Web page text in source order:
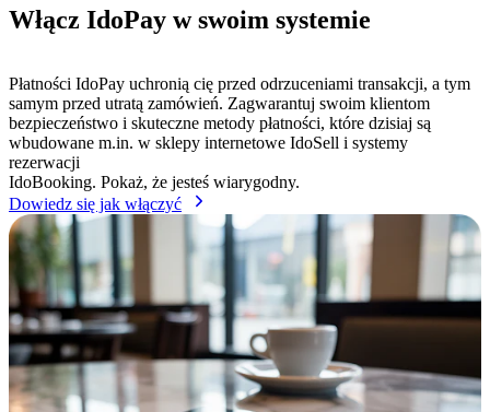
Włącz IdoPay w swoim systemie
Płatności IdoPay uchronią cię przed odrzuceniami transakcji, a tym
samym przed utratą zamówień. Zagwarantuj swoim klientom
bezpieczeństwo i skuteczne metody płatności, które dzisiaj są
wbudowane m.in. w sklepy internetowe IdoSell i systemy
rezerwacji
IdoBooking. Pokaż, że jesteś wiarygodny.
Dowiedz się jak włączyć